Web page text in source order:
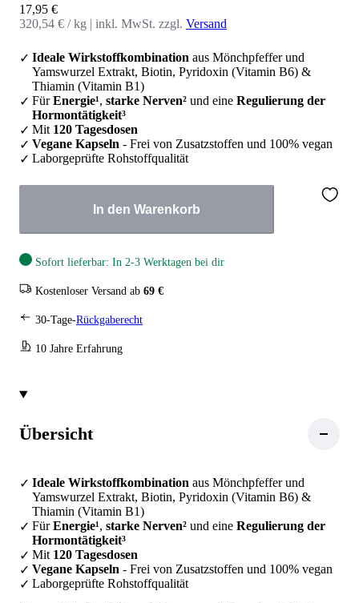
Angebot
17,95 €
320,54 € / kg | inkl. MwSt. zzgl. Versand
Ideale Wirkstoffkombination aus Mönchpfeffer und
Yamswurzel Extrakt, Biotin, Pyridoxin (Vitamin B6) &
Thiamin (Vitamin B1)
FürEnergie¹, starke Nerven² und eine Regulierung der
Hormontätigkeit³
Mit 120 Tagesdosen
Vegane Kapseln - Frei von Zusatzstoffen und 100% vegan
Laborgeprüfte Rohstoffqualität
In den Warenkorb
Sofort lieferbar: In 2-3 Werktagen bei dir
Kostenloser Versand ab 69 €
30-Tage-Rückgaberecht
10 Jahre Erfahrung
Übersicht
Ideale Wirkstoffkombination aus Mönchpfeffer und
Yamswurzel Extrakt, Biotin, Pyridoxin (Vitamin B6) &
Thiamin (Vitamin B1)
FürEnergie¹, starke Nerven² und eine Regulierung der
Hormontätigkeit³
Mit 120 Tagesdosen
Vegane Kapseln - Frei von Zusatzstoffen und 100% vegan
Laborgeprüfte Rohstoffqualität